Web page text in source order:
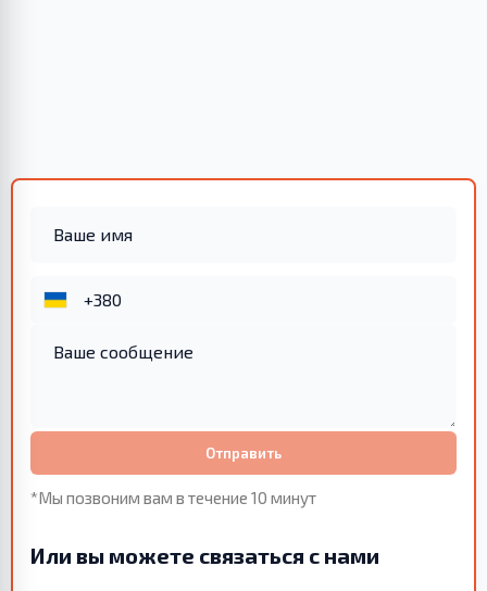
Отправить
*Мы позвоним вам в течение 10 минут
Или вы можете связаться с нами